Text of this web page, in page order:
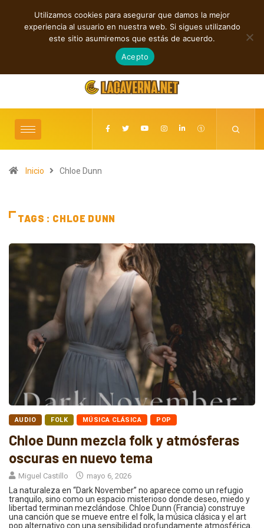
TENDENCIAS
Nueva música independiente: electrónica, post rock y punk Rock,
agosto 7, 2026
Inicio Chloe Dunn
TAGS : CHLOE DUNN
AUDIO FOLK MÚSICA CLÁSICA POP
Chloe Dunn mezcla folk y atmósferas
oscuras en nuevo tema
Miguel Castillo mayo 6, 2026
La naturaleza en “Dark November” no aparece como un refugio
tranquilo, sino como un espacio misterioso donde deseo, miedo y
libertad terminan mezclándose. Chloe Dunn (Francia) construye
una canción que se mueve entre el folk, la música clásica y el art
pop alternativo con una sensibilidad profundamente atmosférica.
Utilizamos cookies para asegurar que damos la mejor
experiencia al usuario en nuestra web. Si sigues utilizando
este sitio asumiremos que estás de acuerdo.
Acepto